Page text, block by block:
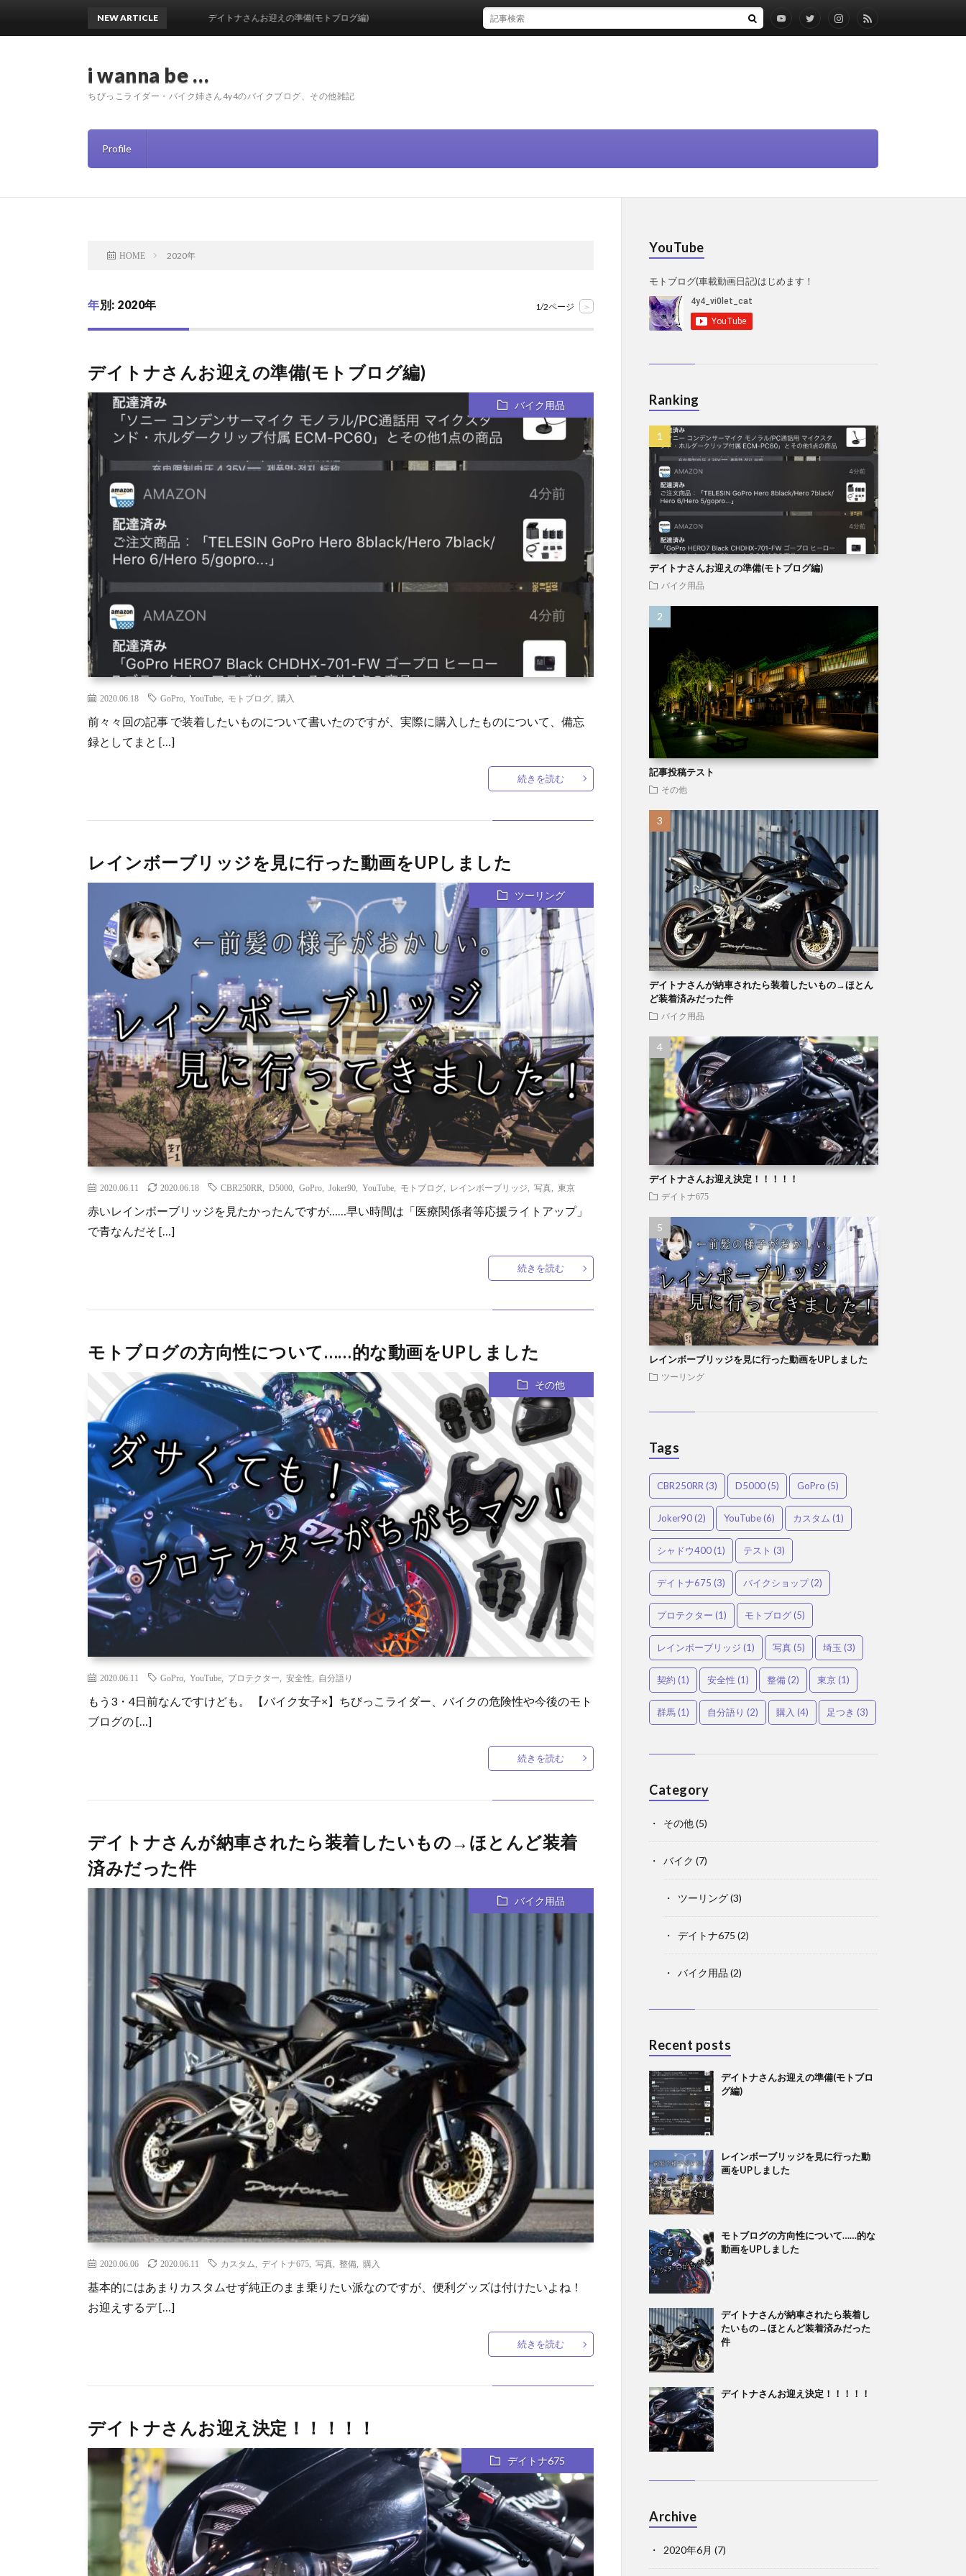
i wanna be …
ちびっこライダー・バイク姉さん4y4のバイクブログ、その他雑記
Profile
NEW ARTICLEデイトナさんお迎えの準備(モトブログ編)
HOME 2020年
年別: 2020年 1/2ページ >
デイトナさんお迎えの準備(モトブログ編)
バイク用品
2020.06.18 GoPro YouTube モトブログ 購入
前々々回の記事 で装着したいものについて書いたのですが、実際に購入したものについて、備忘
録としてまと […]
続きを読む
レインボーブリッジを見に行った動画をUPしました
ツーリング
2020.06.11 2020.06.18 CBR250RR D5000 GoPro Joker90 YouTube モトブログ レインボーブリッジ 写真 東京
赤いレインボーブリッジを見たかったんですが……早い時間は「医療関係者等応援ライトアップ」
で青なんだそ […]
続きを読む
モトブログの方向性について……的な動画をUPしました
その他
2020.06.11 GoPro YouTube プロテクター 安全性 自分語り
もう3・4日前なんですけども。 【バイク女子×】ちびっこライダー、バイクの危険性や今後のモト
ブログの […]
続きを読む
デイトナさんが納車されたら装着したいもの→ほとんど装着
済みだった件
バイク用品
2020.06.06 2020.06.11 カスタム デイトナ675 写真 整備 購入
基本的にはあまりカスタムせず純正のまま乗りたい派なのですが、便利グッズは付けたいよね！
お迎えするデ […]
続きを読む
デイトナさんお迎え決定！！！！！
デイトナ675
YouTube
モトブログ(車載動画日記)はじめます！
Ranking
デイトナさんお迎えの準備(モトブログ編)
バイク用品
記事投稿テスト
その他
デイトナさんが納車されたら装着したいもの→ほとん
ど装着済みだった件
バイク用品
デイトナさんお迎え決定！！！！！
デイトナ675
レインボーブリッジを見に行った動画をUPしました
ツーリング
Tags
CBR250RR (3) D5000(5) GoPro (5)
Joker90(2) YouTube(6) カスタム (1)
シャドウ400(1) テスト (3)
デイトナ675 (3) バイクショップ(2)
プロテクター (1) モトブログ(5)
レインボーブリッジ (1) 写真(5) 埼玉 (3)
契約 (1) 安全性 (1) 整備(2) 東京(1)
群馬(1) 自分語り (2) 購入 (4) 足つき (3)
Category
その他(5)
バイク (7)
ツーリング(3)
デイトナ675 (2)
バイク用品 (2)
Recent posts
デイトナさんお迎えの準備(モトブロ
グ編)
レインボーブリッジを見に行った動
画をUPしました
モトブログの方向性について……的な
動画をUPしました
デイトナさんが納車されたら装着し
たいもの→ほとんど装着済みだった
件
デイトナさんお迎え決定！！！！！
Archive
2020年6月 (7)